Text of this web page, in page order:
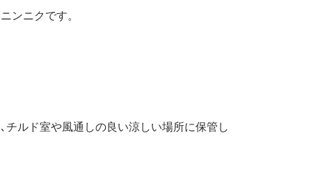
ンニクです。
チルド室や風通しの良い涼しい場所に保管し